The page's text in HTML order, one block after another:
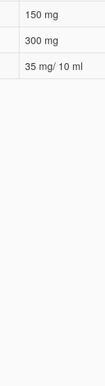
150 mg
300 mg
35 mg/ 10 ml